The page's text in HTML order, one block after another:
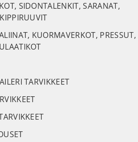
SIDONTALENKIT, SARANAT,
KUORMAVERKOT, PRESSUT,
TARVIKKEET